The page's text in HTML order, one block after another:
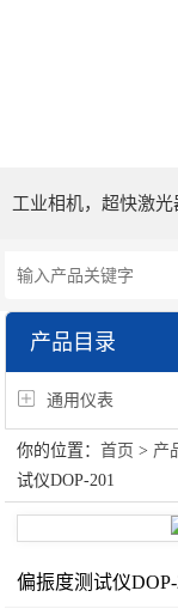
工业相机，超快激
续谱光源，光子晶体
产品目录
通用仪表
你的位置：首页 > 产
试仪DOP-201
偏振度测试仪DOP-